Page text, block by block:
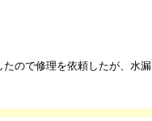
ので修理を依頼したが、水漏